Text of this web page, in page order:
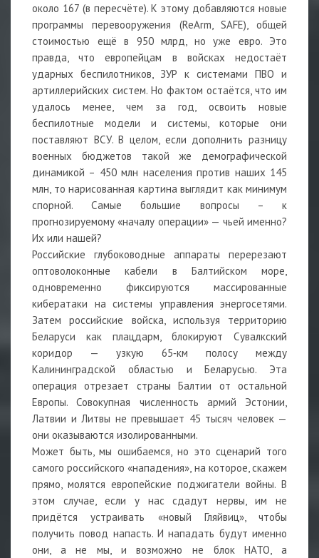
около 167 (в пересчёте). К этому добавляются новые
программы перевооружения (ReArm, SAFE), общей
стоимостью ещё в 950 млрд, но уже евро. Это
правда, что европейцам в войсках недостаёт
ударных беспилотников, ЗУР к системами ПВО и
артиллерийских систем. Но фактом остаётся, что им
удалось менее, чем за год, освоить новые
беспилотные модели и системы, которые они
поставляют ВСУ. В целом, если дополнить разницу
военных бюджетов такой же демографической
динамикой – 450 млн населения против наших 145
млн, то нарисованная картина выглядит как минимум
спорной. Самые большие вопросы – к
прогнозируемому «началу операции» — чьей именно?
Их или нашей?
Российские глубоководные аппараты перерезают
оптоволоконные кабели в Балтийском море,
одновременно фиксируются массированные
кибератаки на системы управления энергосетями.
Затем российские войска, используя территорию
Беларуси как плацдарм, блокируют Сувалкский
коридор — узкую 65‑км полосу между
Калининградской областью и Беларусью. Эта
операция отрезает страны Балтии от остальной
Европы. Совокупная численность армий Эстонии,
Латвии и Литвы не превышает 45 тысяч человек —
они оказываются изолированными.
Может быть, мы ошибаемся, но это сценарий того
самого российского «нападения», на которое, скажем
прямо, молятся европейские поджигатели войны. В
этом случае, если у нас сдадут нервы, им не
придётся устраивать «новый Гляйвиц», чтобы
получить повод напасть. И нападать будут именно
они, а не мы, и возможно не блок НАТО, а